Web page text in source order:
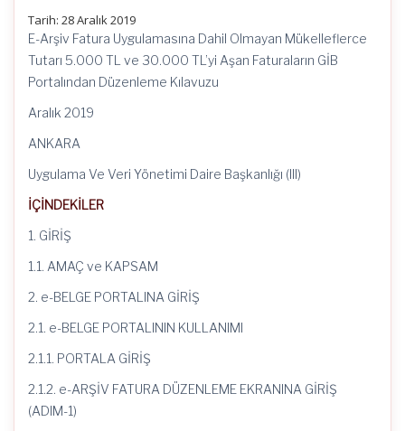
Tarih: 28 Aralık 2019
E-Arşiv Fatura Uygulamasına Dahil Olmayan Mükelleflerce
Tutarı 5.000 TL ve 30.000 TL’yi Aşan Faturaların GİB
Portalından Düzenleme Kılavuzu
Aralık 2019
ANKARA
Uygulama Ve Veri Yönetimi Daire Başkanlığı (III)
İÇİNDEKİLER
1. GİRİŞ
1.1. AMAÇ ve KAPSAM
2. e-BELGE PORTALINA GİRİŞ
2.1. e-BELGE PORTALININ KULLANIMI
2.1.1. PORTALA GİRİŞ
2.1.2. e-ARŞİV FATURA DÜZENLEME EKRANINA GİRİŞ
(ADIM-1)